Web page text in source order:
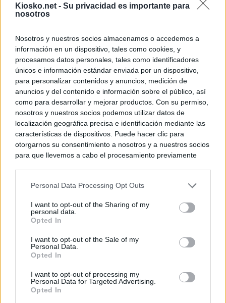
Kiosko.net - Su privacidad es importante para
nosotros
Nosotros y nuestros socios almacenamos o accedemos a
información en un dispositivo, tales como cookies, y
procesamos datos personales, tales como identificadores
únicos e información estándar enviada por un dispositivo,
para personalizar contenidos y anuncios, medición de
anuncios y del contenido e información sobre el público, así
como para desarrollar y mejorar productos. Con su permiso,
nosotros y nuestros socios podemos utilizar datos de
localización geográfica precisa e identificación mediante las
características de dispositivos. Puede hacer clic para
otorgarnos su consentimiento a nosotros y a nuestros socios
para que llevemos a cabo el procesamiento previamente
negar su consentimiento. Tenga en cuenta que algún
de su consentimiento, pero usted tiene el derecho de
rechazar tal procesamiento. Sus preferencias se aplicarán
cualquier momento entrando de nuevo en este sitio web o
visitando nuestra política de privacidad.
Personal Data Processing Opt Outs
I want to opt-out of the Sharing of my
personal data.
Opted In
I want to opt-out of the Sale of my
Personal Data.
Opted In
I want to opt-out of processing my
Personal Data for Targeted Advertising.
Opted In